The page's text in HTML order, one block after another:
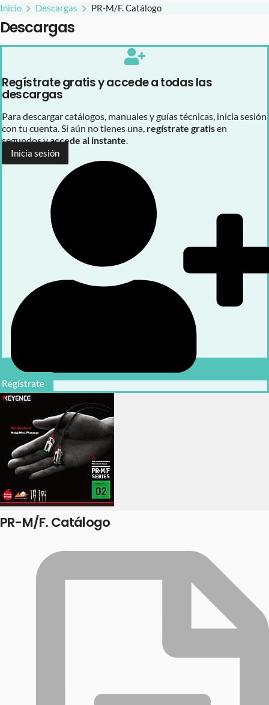
Inicio Descargas PR-M/F. Catálogo
Descargas
Regístrate gratis y accede a todas las
descargas
Para descargar catálogos, manuales y guías técnicas, inicia sesión
con tu cuenta. Si aún no tienes una, regístrate gratisen
segundos yaccede al instante.
Inicia sesión
Regístrate
PR-M/F. Catálogo